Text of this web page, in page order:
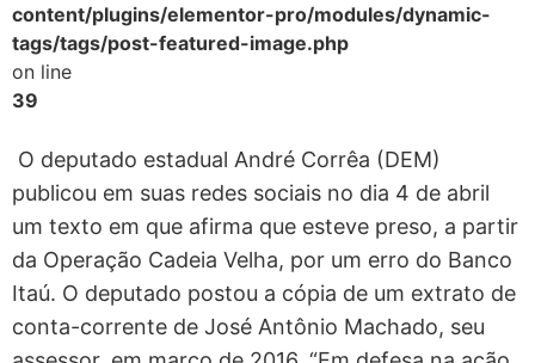
content/plugins/elementor-pro/modules/dynamic-
tags/tags/post-featured-image.php
on line
39
O deputado estadual André Corrêa (DEM)
publicou em suas redes sociais no dia 4 de abril
um texto em que afirma que esteve preso, a partir
da Operação Cadeia Velha, por um erro do Banco
Itaú. O deputado postou a cópia de um extrato de
conta-corrente de José Antônio Machado, seu